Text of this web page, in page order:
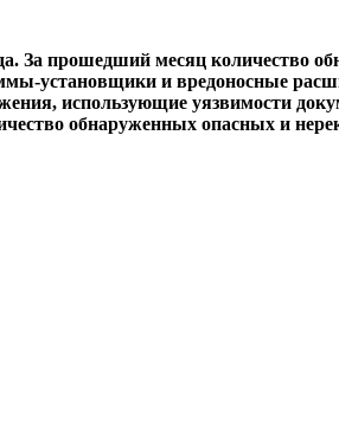
За прошедший месяц количество
установщики и вредоносные
использующие уязвимости
обнаруженных опасных и